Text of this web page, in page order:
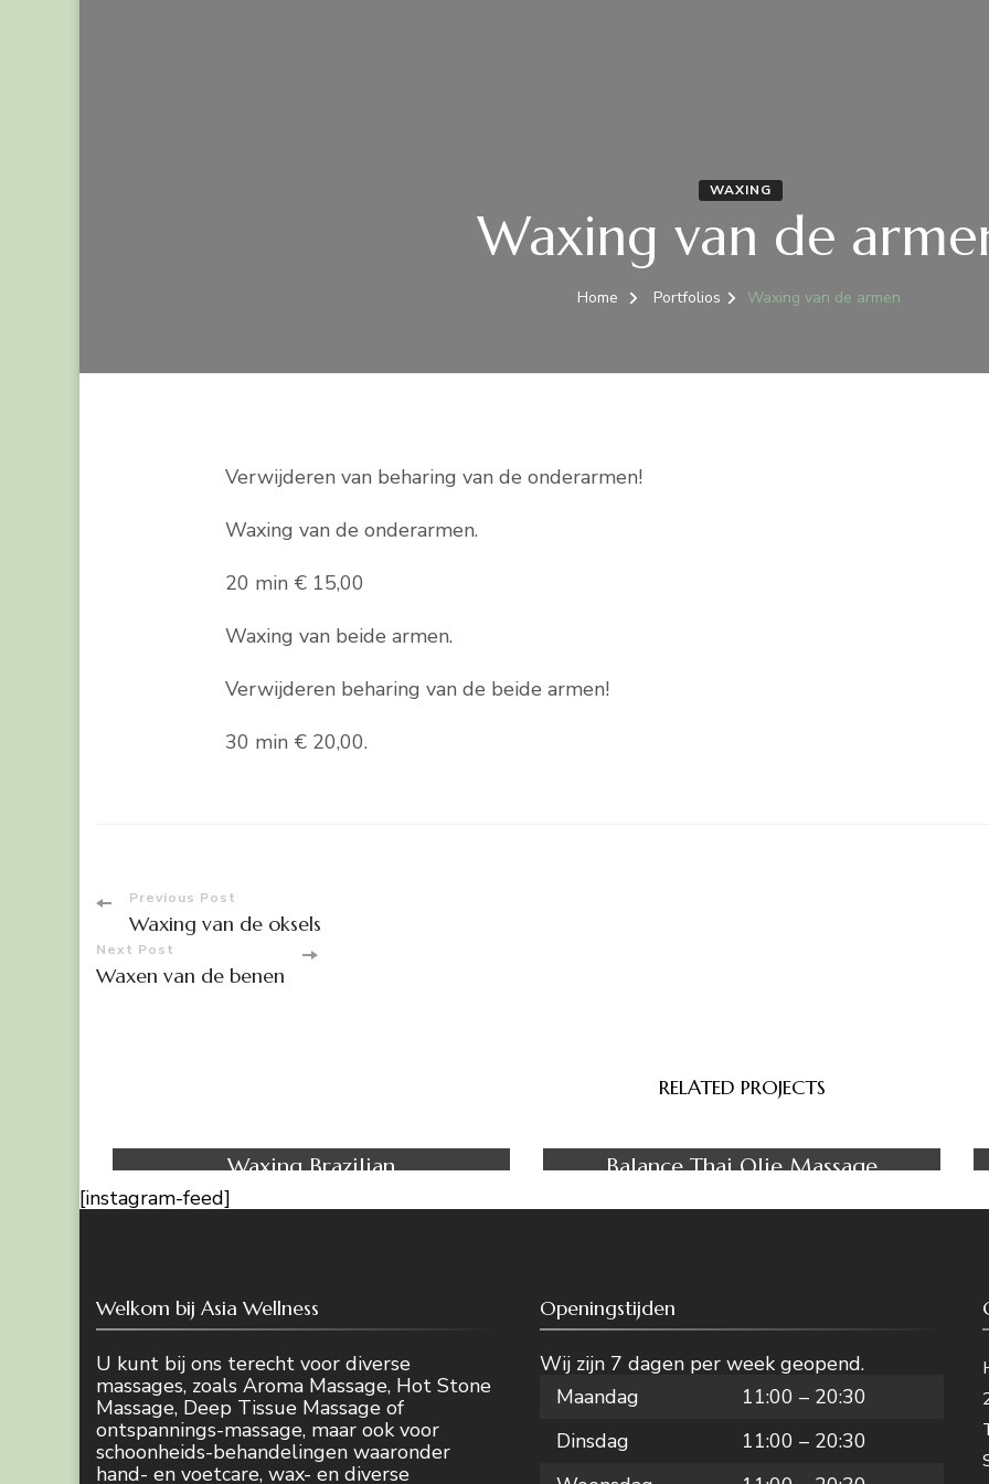
WAXING
Waxing van de
Home Portfolios Waxing van de armen
Verwijderen van beharing van de onderarmen!
Waxing van de onderarmen.
20 min € 15,00
Waxing van beide armen.
Verwijderen beharing van de beide armen!
30 min € 20,00.
Post
Navigation
Previous Post
Waxing van de oksels
Next Post
Waxen van de benen
RELATED PROJECTS
Waxing Brazilian Balance Thai Olie Massage
[instagram-feed]
Welkom bij Asia Wellness
U kunt bij ons terecht voor diverse
massages, zoals Aroma Massage, Hot Stone
Massage, Deep Tissue Massage of
ontspannings-massage, maar ook voor
schoonheids-behandelingen waaronder
hand- en voetcare, wax- en diverse
Openingstijden
Wij zijn 7 dagen per week geopend.
Maandag
11:00 – 20:30
Dinsdag
11:00 – 20:30